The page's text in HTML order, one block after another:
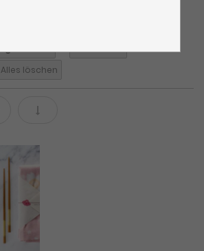
Alles löschen
In absteigender Reihenfolge